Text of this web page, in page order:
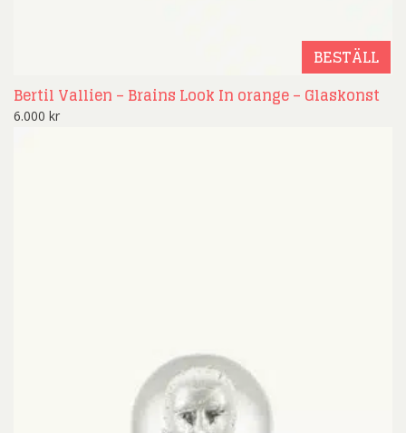
BESTÄLL
Bertil Vallien – Brains Look In orange – Glaskonst
6.000 kr